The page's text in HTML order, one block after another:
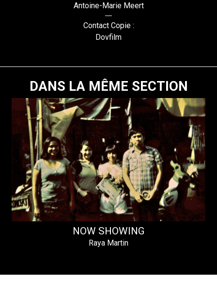
Antoine-Marie Meert
Contact Copie :
Dovfilm
DANS LA MÊME SECTION
NOW SHOWING
Raya Martin